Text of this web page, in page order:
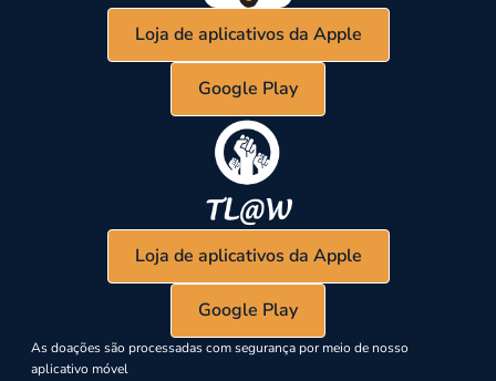
Loja de aplicativos da Apple
Google Play
Loja de aplicativos da Apple
Google Play
As doações são processadas com segurança por meio de nosso
aplicativo móvel